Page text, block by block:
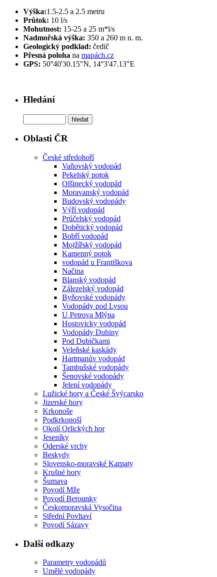
Výška:1.5-2.5 a 2.5 metru
Průtok: 10 l/s
Mohutnost: 15-25 a 25 m*l/s
Nadmořská výška: 350 a 260 m n. m.
Geologický podklad: čedič
Přesná poloha na mapách.cz
GPS: 50°40'30.15"N, 14°3'47.13"E
Hledání
Oblasti ČR
České středohoří
Vaňovský vodopád
Pekelský potok
Olšinecký vodopád
Moravanský vodopád
Budovský vodopády
Výří vodopád
Průčelský vodopád
Dobětický vodopád
Bobří vodopád
Mojžířský vodopád
Kamenný potok
vodopád u Františkova
Načina
Blanský vodopád
Zálezelský vodopád
Byňovské vodopády
Vodopády pod Lysou
U Petrova Mlýna
Hostovicky vodopád
Vodopády Dubiny
Pod Dubičkami
Veleňské kaskády
Hartmanův vodopád
Tambušské vodopády
Šenovské vodopády
Jelení vodopády
Lužické hory a České Švýcarsko
Jizerské hory
Krkonoše
Podkrkonoší
Okolí Orlických hor
Jeseníky
Oderské vrchy
Beskydy
Slovensko-moravské Karpaty
Krušné hory
Šumava
Povodí Mže
Povodí Berounky
Českomoravská Vysočina
Střední Povltaví
Povodí Sázavy
Další odkazy
Parametry vodopádů
Umělé vodopády